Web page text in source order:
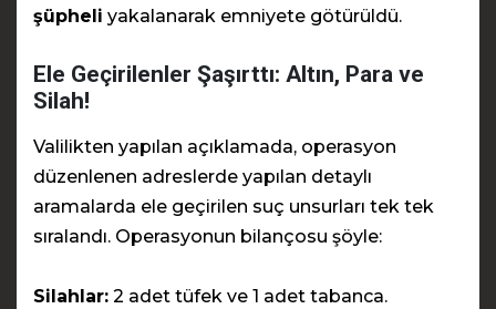
şüpheli yakalanarak emniyete götürüldü.
Ele Geçirilenler Şaşırttı: Altın, Para ve
Silah!
Valilikten yapılan açıklamada, operasyon
düzenlenen adreslerde yapılan detaylı
aramalarda ele geçirilen suç unsurları tek tek
sıralandı. Operasyonun bilançosu şöyle:
Silahlar: 2 adet tüfek ve 1 adet tabanca.